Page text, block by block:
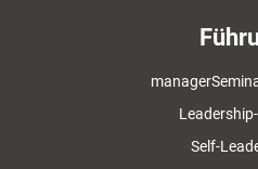
Self-